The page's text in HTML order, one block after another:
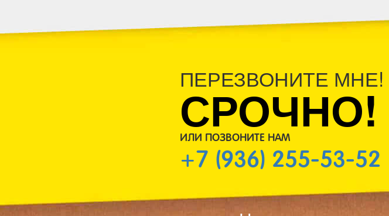
ПЕРЕЗВОНИТЕ МНЕ!
СРОЧНО!
ИЛИ ПОЗВОНИТЕ НАМ
+7 (936) 255-53-52